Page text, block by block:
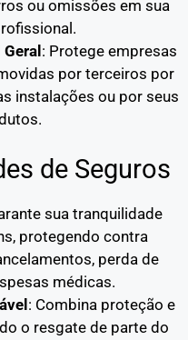
ou omissões em sua
: Protege empresas
por terceiros por
instalações ou por seus
de Seguros
sua tranquilidade
protegendo contra
perda de
médicas.
: Combina proteção e
o resgate de parte do